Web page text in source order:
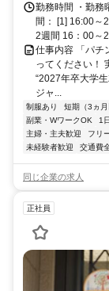
勤務時間 ・勤務
間： [1] 16:00～
2週間 16：00～
仕事内容 「パチ
ってください！
“2027年卒大学
ジャ...
制服あり 短期（3ヵ月
副業・WワークOK
1
主婦・主夫歓迎
フリ
未経験者歓迎
交通費
同じ企業の求人
正社員